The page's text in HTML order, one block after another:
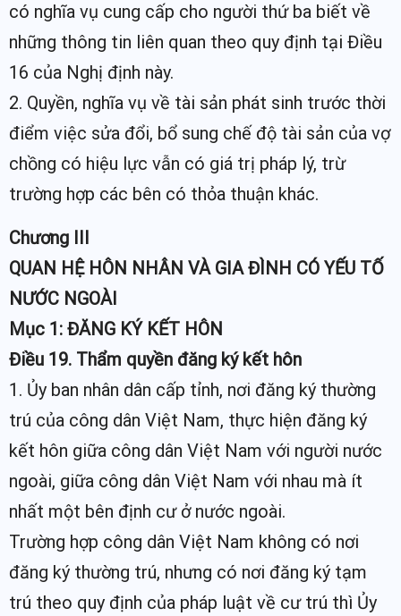
có nghĩa vụ cung cấp cho người thứ ba biết về
những thông tin liên quan theo quy định tại Điều
16 của Nghị định này.
2. Quyền, nghĩa vụ về tài sản phát sinh trước thời
điểm việc sửa đổi, bổ sung chế độ tài sản của vợ
chồng có hiệu lực vẫn có giá trị pháp lý, trừ
trường hợp các bên có thỏa thuận khác.
Chương III
QUAN HỆ HÔN NHÂN VÀ GIA ĐÌNH CÓ YẾU TỐ
NƯỚC NGOÀI
Mục 1: ĐĂNG KÝ KẾT HÔN
Điều 19. Thẩm quyền đăng ký kết hôn
1. Ủy ban nhân dân cấp tỉnh, nơi đăng ký thường
trú của công dân Việt Nam, thực hiện đăng ký
kết hôn giữa công dân Việt Nam với người nước
ngoài, giữa công dân Việt Nam với nhau mà ít
nhất một bên định cư ở nước ngoài.
Trường hợp công dân Việt Nam không có nơi
đăng ký thường trú, nhưng có nơi đăng ký tạm
trú theo quy định của pháp luật về cư trú thì Ủy